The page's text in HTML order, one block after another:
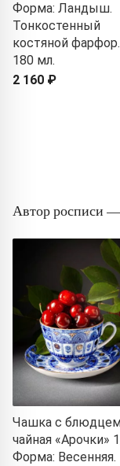
Форма: Ландыш.
Тонкостенный
костяной фарфор.
180 мл.
2 160 ₽
Автор росписи
Чашка с
чайная «Арочки»
Форма: Весенняя.